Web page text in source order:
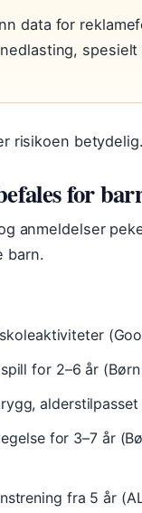
data for
risikoen
for
anmeldelser
barn.
for 2–6 år
for 3–7 år
fra 5 år